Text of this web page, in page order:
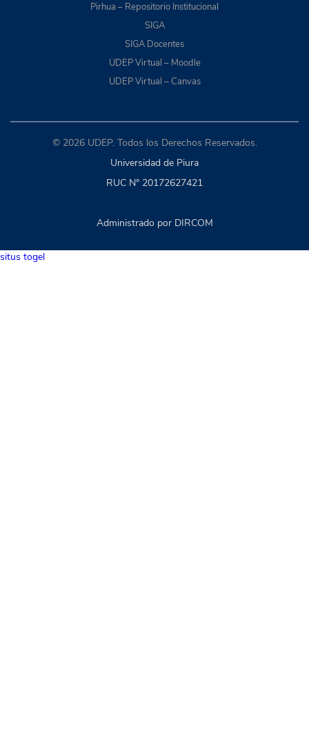
Pirhua – Repositorio Institucional
SIGA
SIGA Docentes
UDEP Virtual – Moodle
UDEP Virtual – Canvas
© 2026 UDEP. Todos los Derechos Reservados.
Universidad de Piura
RUC N° 20172627421
Administrado por DIRCOM
situs togel